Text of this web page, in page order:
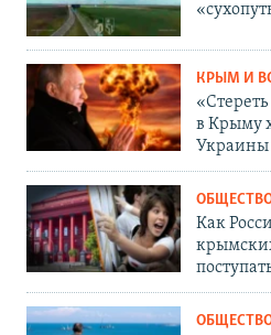
КРЫМ И
в Крыму
Украины
Как